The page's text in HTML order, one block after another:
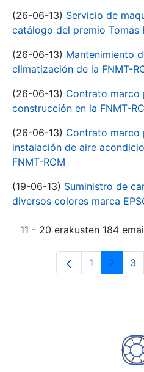
(26-06-13) Servicio de
catálogo del premio Tomás
(26-06-13) Mantenimiento
climatización de la FNMT-
(26-06-13) Contrato marco
construcción en la FNMT-
(26-06-13) Contrato marco
instalación de aire
FNMT-RCM
(19-06-13) Suministro de
diversos colores marca
11 - 20 erakusten 184
Orrialdea
1 2 3